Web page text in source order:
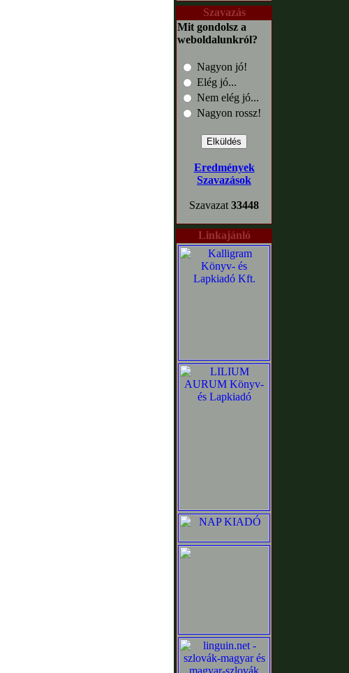
Szavazás
Mit gondolsz a
weboldalunkról?
Nagyon jó!
Elég jó...
Nem elég jó...
Nagyon rossz!
Eredmények
Szavazások
Szavazat 33448
Linkajánló